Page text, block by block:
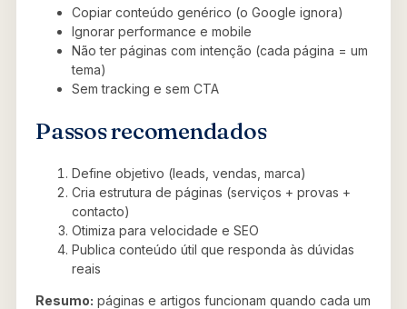
Copiar conteúdo genérico (o Google ignora)
Ignorar performance e mobile
Não ter páginas com intenção (cada página = um
tema)
Sem tracking e sem CTA
Passos recomendados
Define objetivo (leads, vendas, marca)
Cria estrutura de páginas (serviços + provas +
contacto)
Otimiza para velocidade e SEO
Publica conteúdo útil que responda às dúvidas
reais
Resumo: páginas e artigos funcionam quando cada um